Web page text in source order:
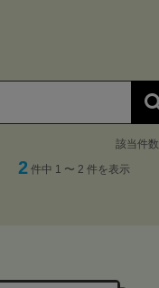
該当件数
2 件中 1 〜 2 件を表示